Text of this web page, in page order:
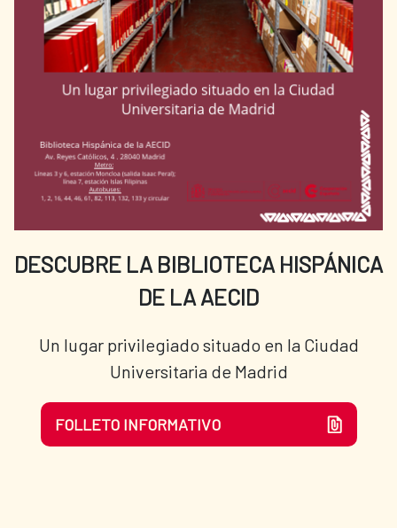
DESCUBRE LA BIBLIOTECA HISPÁNICA
DE LA AECID
Un lugar privilegiado situado en la Ciudad
Universitaria de Madrid
FOLLETO INFORMATIVO